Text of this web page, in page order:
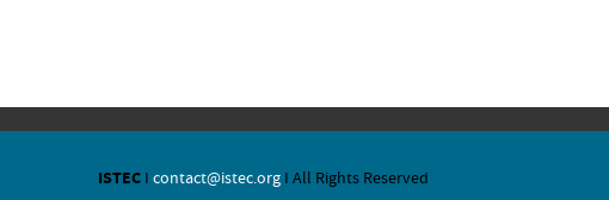
ISTEC I contact@istec.org I All Rights Reserved